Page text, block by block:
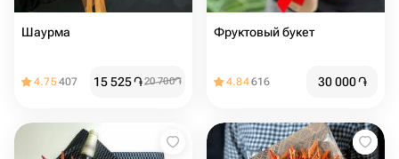
Шаурма
4.75407 15 525֏20 700֏
Фруктовый букет
4.84616 30 000֏